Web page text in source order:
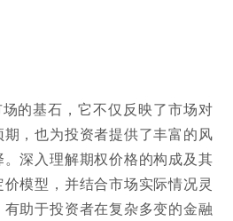
的基石，它不仅反映了市场对
，也为投资者提供了丰富的风
深入理解期权价格的构成及其
模型，并结合市场实际情况灵
助于投资者在复杂多变的金融